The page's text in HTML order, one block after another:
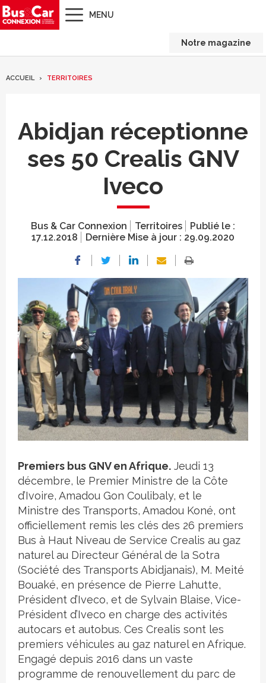
MENU
Notre magazine
ACCUEIL TERRITOIRES
Abidjan réceptionne
ses 50 Crealis GNV
Iveco
Bus & Car Connexion Territoires
Publié le :
17.12.2018
Dernière Mise à jour : 29.09.2020
Crédit photo
Premiers bus GNV en Afrique. Jeudi 13
décembre, le Premier Ministre de la Côte
d’Ivoire, Amadou Gon Coulibaly, et le
Ministre des Transports, Amadou Koné, ont
officiellement remis les clés des 26 premiers
Bus à Haut Niveau de Service Crealis au gaz
naturel au Directeur Général de la Sotra
(Société des Transports Abidjanais), M. Meité
Bouaké, en présence de Pierre Lahutte,
Président d’Iveco, et de Sylvain Blaise, Vice-
Président d’Iveco en charge des activités
autocars et autobus. Ces Crealis sont les
premiers véhicules au gaz naturel en Afrique.
Engagé depuis 2016 dans un vaste
programme de renouvellement du parc de